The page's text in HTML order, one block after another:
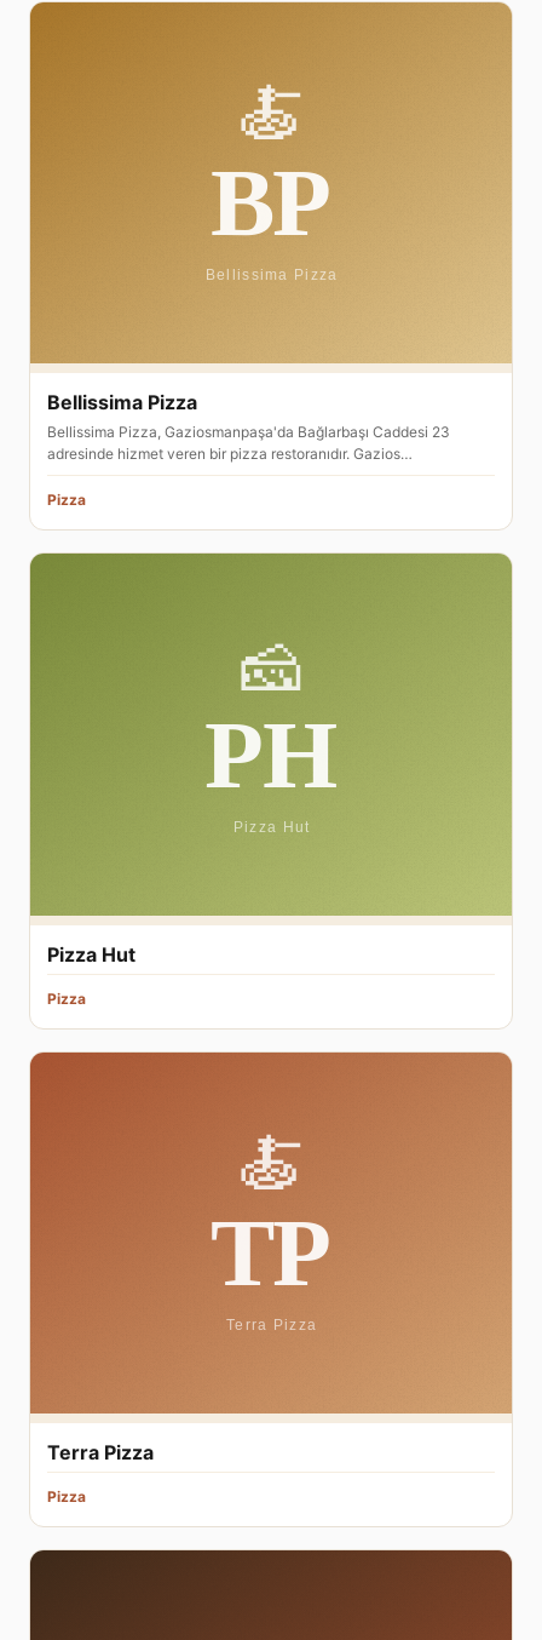
Bellissima Pizza
Bellissima Pizza, Gaziosmanpaşa'da Bağlarbaşı Caddesi 23
adresinde hizmet veren bir pizza restoranıdır. Gazios…
Pizza
Pizza Hut
Pizza
Terra Pizza
Pizza